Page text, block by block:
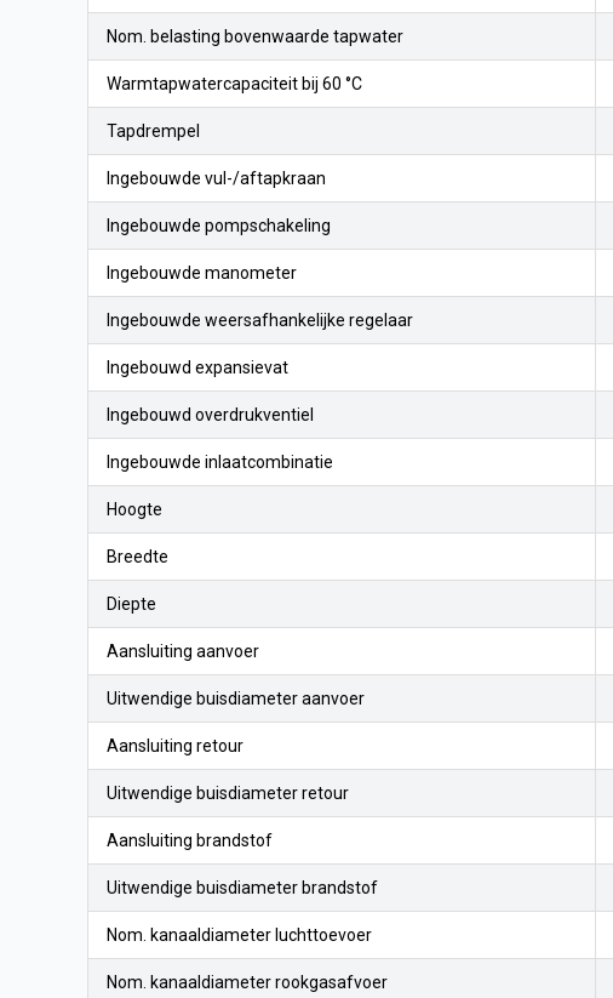
Nom. belasting bovenwaarde tapwater
Warmtapwatercapaciteit bij 60 °C
Tapdrempel
Ingebouwde vul-/aftapkraan
Ingebouwde pompschakeling
Ingebouwde manometer
Ingebouwde weersafhankelijke regelaar
Ingebouwd expansievat
Ingebouwd overdrukventiel
Ingebouwde inlaatcombinatie
Hoogte
Breedte
Diepte
Aansluiting aanvoer
Uitwendige buisdiameter aanvoer
Aansluiting retour
Uitwendige buisdiameter retour
Aansluiting brandstof
Uitwendige buisdiameter brandstof
Nom. kanaaldiameter luchttoevoer
Nom. kanaaldiameter rookgasafvoer